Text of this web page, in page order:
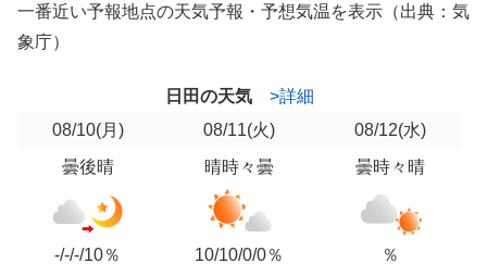
一番近い予報地点の天気予報・予想気温を表示（出典：気
象庁）
日田の天気
>詳細
08/10(月) 08/11(火) 08/12(水)
曇後晴
-/-/-/10％
晴時々曇
10/10/0/0％
曇時々晴
％